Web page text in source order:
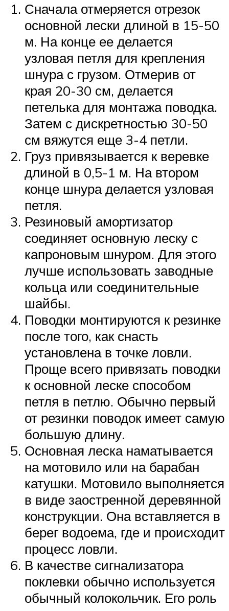
Сначала отмеряется отрезок
основной лески длиной в 15-50
м. На конце ее делается
узловая петля для крепления
шнура с грузом. Отмерив от
края 20-30 см, делается
петелька для монтажа поводка.
Затем с дискретностью 30-50
см вяжутся еще 3-4 петли.
Груз привязывается к веревке
длиной в 0,5-1 м. На втором
конце шнура делается узловая
петля.
Резиновый амортизатор
соединяет основную леску с
капроновым шнуром. Для этого
лучше использовать заводные
кольца или соединительные
шайбы.
Поводки монтируются к резинке
после того, как снасть
установлена в точке ловли.
Проще всего привязать поводки
к основной леске способом
петля в петлю. Обычно первый
от резинки поводок имеет самую
большую длину.
Основная леска наматывается
на мотовило или на барабан
катушки. Мотовило выполняется
в виде заостренной деревянной
конструкции. Она вставляется в
берег водоема, где и происходит
процесс ловли.
В качестве сигнализатора
поклевки обычно используется
обычный колокольчик. Его роль